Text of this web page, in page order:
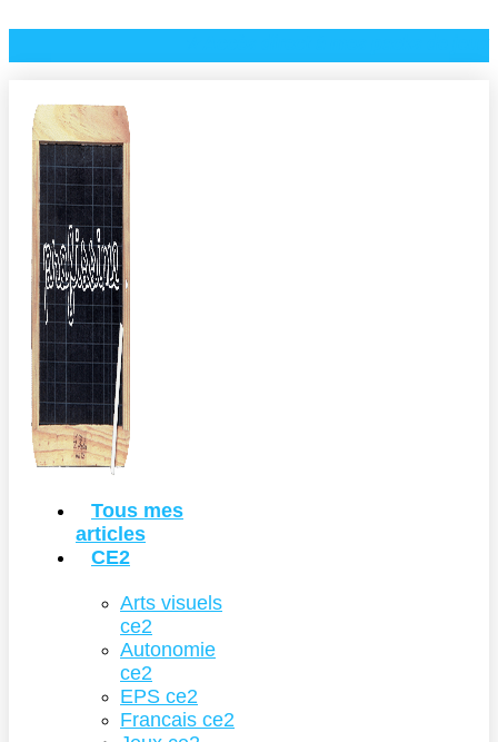
Tous mes
articles
CE2
Arts visuels
ce2
Autonomie
ce2
EPS ce2
Francais ce2